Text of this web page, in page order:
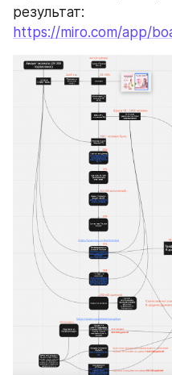
https://miro.com/app/